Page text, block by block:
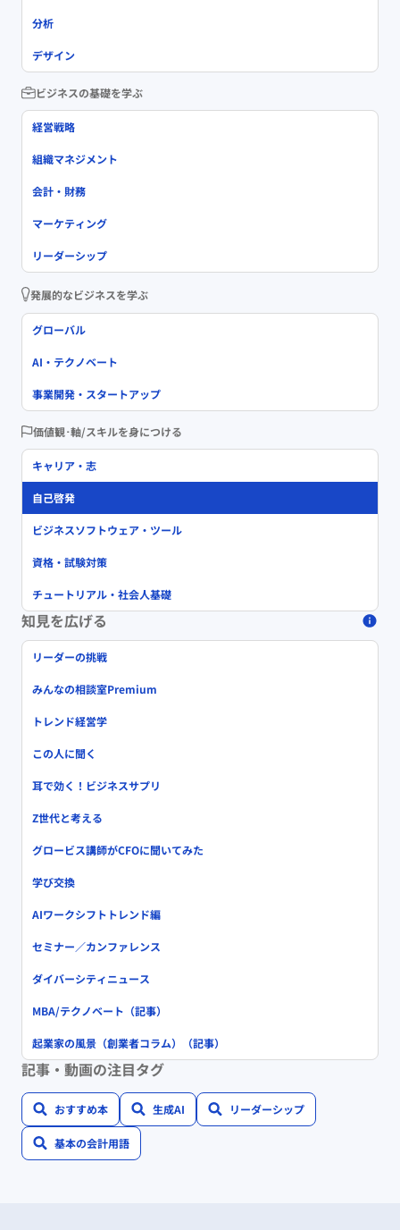
分析
デザイン
ビジネスの基礎を学ぶ
経営戦略
組織マネジメント
会計・財務
マーケティング
リーダーシップ
発展的なビジネスを学ぶ
グローバル
AI・テクノベート
事業開発・スタートアップ
価値観･軸/スキルを身につける
キャリア・志
自己啓発
ビジネスソフトウェア・ツール
資格・試験対策
チュートリアル・社会人基礎
知見を広げる
リーダーの挑戦
みんなの相談室Premium
トレンド経営学
この人に聞く
耳で効く！ビジネスサプリ
Z世代と考える
グロービス講師がCFOに聞いてみた
学び交換
AIワークシフトトレンド編
セミナー／カンファレンス
ダイバーシティニュース
MBA/テクノベート（記事）
起業家の風景（創業者コラム）（記事）
記事・動画の注目タグ
おすすめ本 生成AI リーダーシップ
基本の会計用語